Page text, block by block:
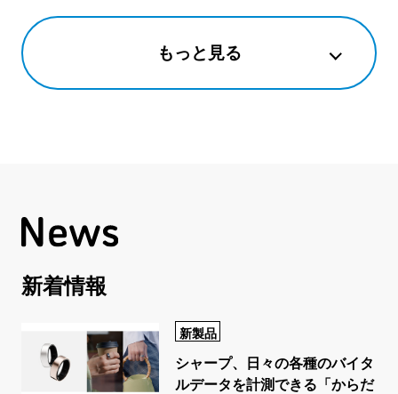
もっと見る
新着情報
新製品
シャープ、日々の各種のバイタ
ルデータを計測できる「からだ